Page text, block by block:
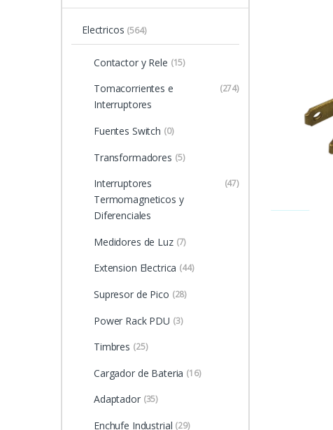
Electricos (564)
Contactor y Rele (15)
Tomacorrientes e
Interruptores
(274)
Fuentes Switch (0)
Transformadores (5)
Interruptores
Termomagneticos y
Diferenciales
(47)
Medidores de Luz (7)
Extension Electrica (44)
Supresor de Pico (28)
Power Rack PDU (3)
Timbres (25)
Cargador de Bateria (16)
Adaptador (35)
Enchufe Industrial (29)